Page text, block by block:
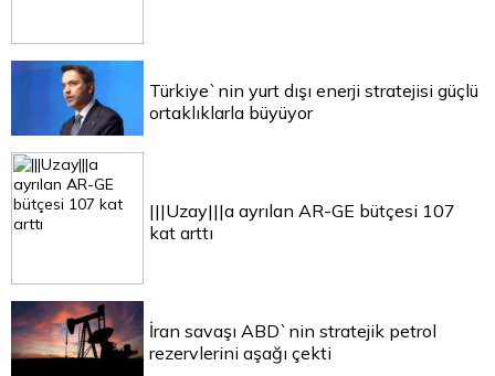
Türkiye`nin yurt dışı enerji stratejisi güçlü
ortaklıklarla büyüyor
|||Uzay|||a ayrılan AR-GE bütçesi 107
kat arttı
İran savaşı ABD`nin stratejik petrol
rezervlerini aşağı çekti